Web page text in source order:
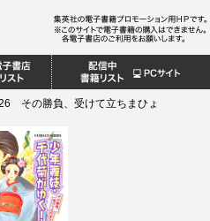
その勝負、受けて立ちまひょ